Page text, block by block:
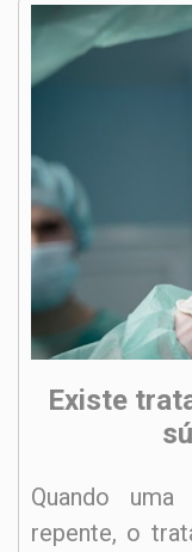
Existe
Quando
repente, o